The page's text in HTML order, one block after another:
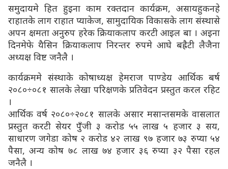
समुदायमे हित हुइना काम रक्तदान कार्यक्रम, असायहुकनहे
राहातके लाग राहात प्याकेज, सामुदायिक विकासके लाग संस्थासे
अपन क्षमता अनुरुप हरेक क्रियाकलाप करटी आइल बा । अइना
दिनमेफे यैसिन क्रियाकलाप निरन्तर रुपमे आघे बह्रैटी लैजैना
अध्यक्ष विष्ट जनैलै ।
कार्यक्रममे संस्थाके कोषाध्यक्ष हेमराज पाण्डेय आर्थिक बर्ष
२०८०÷०८१ सालके लेखा परिक्षणके प्रतिवेदन प्रस्तुत करल रहिट
।
आर्थिक वर्ष २०८०÷२०८१ सालके असार मसान्तसमके वासलात
प्रस्तुत करटी सेयर पुँजी ३ करोड ५५ लाख ५ हजार ३ सय,
साधारण जगेडा कोष २ करोड ४२ लाख ९७ हजार ७३ रुप्या ५४
पैसा, अन्य कोष ७८ लाख ७४ हजार ३६ रुप्या ३२ पैसा रहल
जनैलै ।